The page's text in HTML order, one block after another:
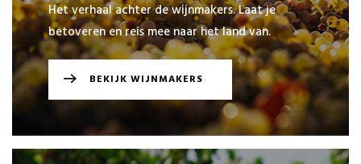
Het verhaal achter de wijnmakers. Laat je
betoveren en reis mee naar het land van.
BEKIJK WIJNMAKERS